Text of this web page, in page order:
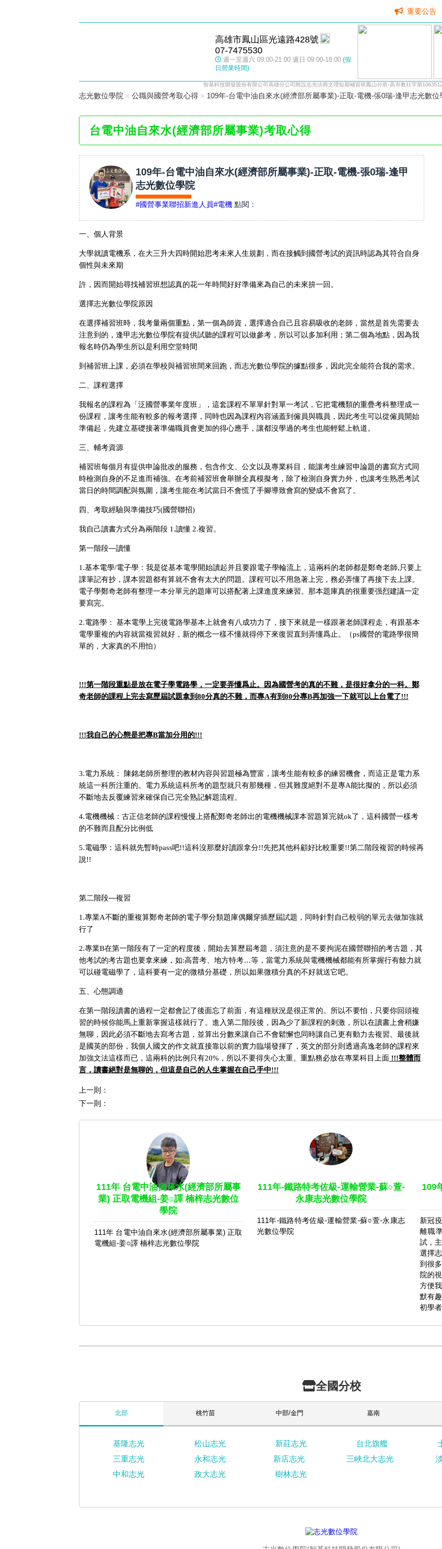
重要公告
高雄市鳳山區光遠路428號
07-7475530
週一至週六 09:00-21:00 週日 09:00-18:00 (假
日營業時間)
智基科技開發股份有限公司高雄分公司附設志光法商文理短期補習班鳳山分班-高市教社字第
志光數位學院 » 公職與國營考取心得 » 109年-台電中油自來水(經濟部所屬事業)-正取-電機-張0瑞-逢甲志光數位
台電中油自來水(經濟部所屬事業)考取心得
109年-台電中油自來水(經濟部所屬事業)-正取-電機-張0瑞-逢甲
志光數位學院
#國營事業聯招新進人員#電機 點閱：
一、個人背景
大學就讀電機系，在大三升大四時開始思考未來人生規劃，而在接觸到國營考試的資訊時認為其符合自身
個性與未來期
許，因而開始尋找補習班想認真的花一年時間好好準備來為自己的未來拚一回。
選擇志光數位學院原因
在選擇補習班時，我考量兩個重點，第一個為師資，選擇適合自己且容易吸收的老師，當然是首先需要去
注意到的，逢甲志光數位學院有提供試聽的課程可以做參考，所以可以多加利用；第二個為地點，因為我
報名時仍為學生所以是利用空堂時間
到補習班上課，必須在學校與補習班間來回跑，而志光數位學院的據點很多，因此完全能符合我的需求。
二、課程選擇
我報名的課程為「泛國營事業年度班」，這套課程不單單針對單一考試，它把電機類的重疊考科整理成一
份課程，讓考生能有較多的報考選擇，同時也因為課程內容涵蓋到僱員與職員，因此考生可以從僱員開始
準備起 ，先建立基礎接著準備職員會更加的得心應手，讓都沒學過的考生也能輕鬆上軌道。
三、輔考資源
補習班每個 月 有提供申論批改的服務，包含作文、公文以及專業科目，能讓考生練習申論題的書寫方式同
時檢測自身的不足進而補強。在考前補習班會舉辦全真模擬考，除了檢測自身實力外，也讓考生熟悉考試
當日的時間調配與氛圍，讓考生能在考試當日不會慌了手腳導致會寫的變成不會寫了。
四、考取經驗與準備技巧(國營聯招)
我自己讀書方式分為兩階段 1.讀懂 2.複習。
第一階段—讀懂
1.基本電學/電子學：我是從基本電學開始讀起并且要跟電子學輪流上，這兩科的老師都是鄭奇老師,只要上
課筆記有抄，課本習題都有算就不會有太大的問題。課程可以不用急著上完，務必弄懂了再接下去上課。
電子學鄭奇老師有整理一本分單元的題庫可以搭配著上課進度來練習。那本題庫真的很重要强烈建議一定
要寫完。
2.電路學： 基本電學上完後電路學基本上就會有八成功力了，接下來就是一樣跟著老師課程走，有跟基本
電學重複的内容就當複習就好，新的概念一樣不懂就得停下來復習直到弄懂爲止。（ps國營的電路學很簡
單的，大家真的不用怕）
!!!第一階段重點是放在電子學電路學，一定要弄懂爲止。因為國營考的真的不難，是很好拿分的一科。鄭
奇老師的課程上完去寫歷屆試題拿到80分真的不難，而專A有到80分專B再加強一下就可以上台電了!!!
!!!我自己的心態是把專B當加分用的!!!
3.電力系統： 陳銘老師所整理的教材內容與習題極為豐富，讓考生能有較多的練習機會，而這正是電力系
統這一科所注重的。電力系統這科所考的題型就只有那幾種，但其難度絕對不是專A能比擬的，所以必須
不斷地去反覆練習來確保自己完全熟記解題流程。
4.電機機械：古正信老師的課程慢慢上搭配鄭奇老師出的電機機械課本習題算完就ok了，這科國營一樣考
的不難而且配分比例低
5.電磁學：這科就先暫時pass吧!!這科沒那麼好讀跟拿分!!先把其他科顧好比較重要!!第二階段複習的時候再
說!!
第二階段—複習
1.專業A不斷的重複算鄭奇老師的電子學分類題庫偶爾穿插歷屆試題，同時針對自己較弱的單元去做加強就
行了
2.專業B在第一階段有了一定的程度後，開始去算歷屆考題，須注意的是不要拘泥在國營聯招的考古題，其
他考試的考古題也要拿來練，如:高普考、地方特考…等，當電力系統與電機機械都能有所掌握行有餘力就
可以碰電磁學了，這科要有一定的微積分基礎，所以如果微積分真的不好就送它吧。
五、心態調適
在第一階段讀書的過程一定都會記了後面忘了前面，有這種狀況是很正常的。所以不要怕，只要你回頭複
習的時候你能馬上重新掌握這樣就行了 。 進入第二階段後，因為少了新課程的刺激，所以在讀書上會稍嫌
無聊，因此必須不斷地去寫考古題，並算出分數來讓自己不會鬆懈也同時讓自己更有動力去複習。最後就
是國英的部份，我個人國文的作文就直接靠以前的實力臨場發揮了，英文的部分則透過高逸老師的課程來
加強文法這樣而已，這兩科的比例只有20% ，所以不要得失心太重。重點務必放在專業科目上面 !!!整體而
言，讀書絕對是無聊的，但這是自己的人生掌握在自己手中!!!
上一則：
下一則：
111年 台電中油自來水(經濟部所屬事
業) 正取電機組-姜○譯 楠梓志光數位
學院
111年 台電中油自來水(經濟部所屬事業) 正取
電機組-姜○譯 楠梓志光數位學院
111年-鐵路特考佐級-運輸營業-蘇○萱-
永康志光數位學院
111年-鐵路特考佐級-運輸營業-蘇○萱-永康志
光數位學院
109
新冠
離職
試，
選擇
到很
院的
方便
默有
初學
全國分校
北部 桃竹苗 中部/金門 嘉南
基隆志光 松山志光 新莊志光 台北旗艦
三重志光
永和志光 新店志光 三峽北大志光
中和志光
政大志光 樹林志光